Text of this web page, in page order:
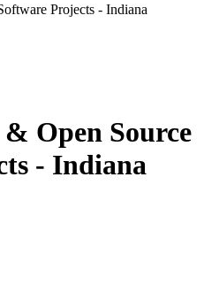
Projects - Indiana
Open Source
- Indiana